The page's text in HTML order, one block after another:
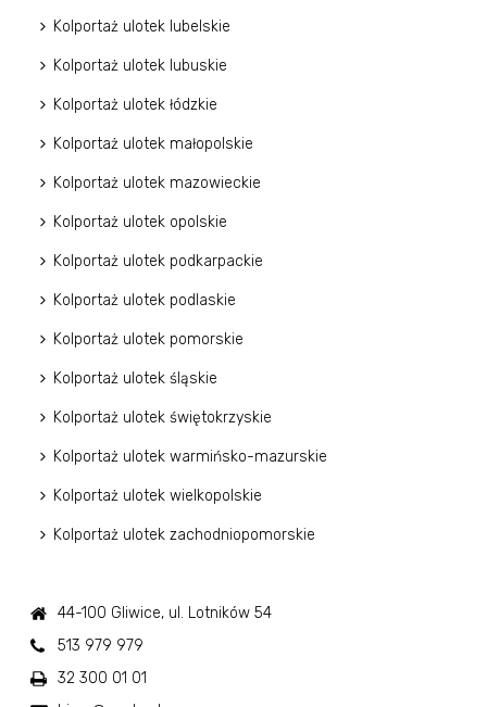
Kolportaż ulotek lubelskie
Kolportaż ulotek lubuskie
Kolportaż ulotek łódzkie
Kolportaż ulotek małopolskie
Kolportaż ulotek mazowieckie
Kolportaż ulotek opolskie
Kolportaż ulotek podkarpackie
Kolportaż ulotek podlaskie
Kolportaż ulotek pomorskie
Kolportaż ulotek śląskie
Kolportaż ulotek świętokrzyskie
Kolportaż ulotek warmińsko-mazurskie
Kolportaż ulotek wielkopolskie
Kolportaż ulotek zachodniopomorskie
44-100 Gliwice, ul. Lotników 54
513 979 979
32 300 01 01